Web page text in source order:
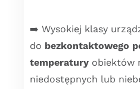
➡️ Wysokiej klasy
do bezkontaktowego
temperatury obiektów
niedostępnych lub